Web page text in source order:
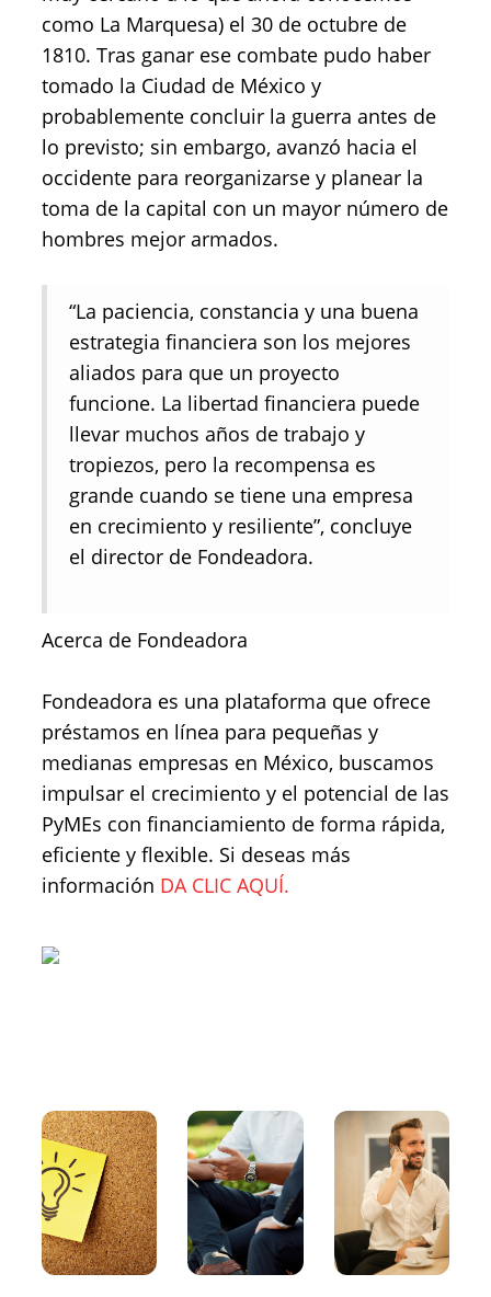
como La Marquesa) el 30 de octubre de
1810. Tras ganar ese combate pudo haber
tomado la Ciudad de México y
probablemente concluir la guerra antes de
lo previsto; sin embargo, avanzó hacia el
occidente para reorganizarse y planear la
toma de la capital con un mayor número de
hombres mejor armados.
“La paciencia, constancia y una buena
estrategia financiera son los mejores
aliados para que un proyecto
funcione. La libertad financiera puede
llevar muchos años de trabajo y
tropiezos, pero la recompensa es
grande cuando se tiene una empresa
en crecimiento y resiliente”, concluye
el director de Fondeadora.
Acerca de Fondeadora
Fondeadora es una plataforma que ofrece
préstamos en línea para pequeñas y
medianas empresas en México, buscamos
impulsar el crecimiento y el potencial de las
PyMEs con financiamiento de forma rápida,
eficiente y flexible. Si deseas más
información DA CLIC AQUÍ.